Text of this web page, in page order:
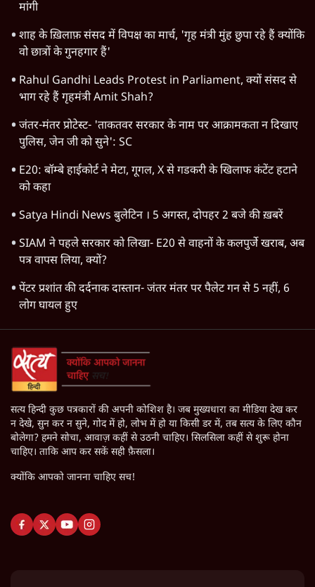
मांगी
शाह के ख़िलाफ़ संसद में विपक्ष का मार्च, 'गृह मंत्री मुंह छुपा रहे हैं क्योंकि
वो छात्रों के गुनहगार हैं'
Rahul Gandhi Leads Protest in Parliament, क्यों संसद से
भाग रहे हैं गृहमंत्री Amit Shah?
जंतर-मंतर प्रोटेस्ट- 'ताकतवर सरकार के नाम पर आक्रामकता न दिखाए
पुलिस, जेन जी को सुने': SC
E20: बॉम्बे हाईकोर्ट ने मेटा, गूगल, X से गडकरी के खिलाफ कंटेंट हटाने
को कहा
Satya Hindi News बुलेटिन । 5 अगस्त, दोपहर 2 बजे की ख़बरें
SIAM ने पहले सरकार को लिखा- E20 से वाहनों के कलपुर्जे खराब, अब
पत्र वापस लिया, क्यों?
पेंटर प्रशांत की दर्दनाक दास्तान- जंतर मंतर पर पैलेट गन से 5 नहीं, 6
लोग घायल हुए
सत्य हिन्दी कुछ पत्रकारों की अपनी कोशिश है। जब मुख्यधारा का मीडिया देख कर
न देखे, सुन कर न सुने, गोद में हो, लोभ में हो या किसी डर में, तब सत्य के लिए कौन
बोलेगा? हमने सोचा, आवाज़ कहीं से उठनी चाहिए। सिलसिला कहीं से शुरू होना
चाहिए। ताकि आप कर सकें सही फ़ैसला।
क्योंकि आपको जानना चाहिए सच!